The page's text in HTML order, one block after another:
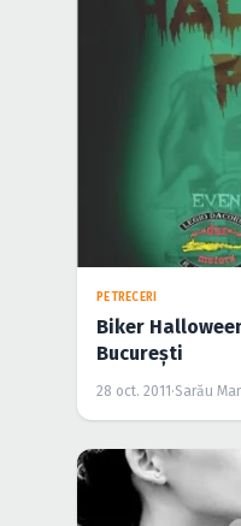
PETRECERI
Biker
Bucureşti
28 oct. 2011 ·Sarău